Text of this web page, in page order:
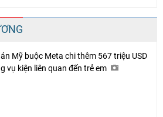
Mỹ buộc Meta chi thêm 567 triệu USD
vụ kiện liên quan đến trẻ em